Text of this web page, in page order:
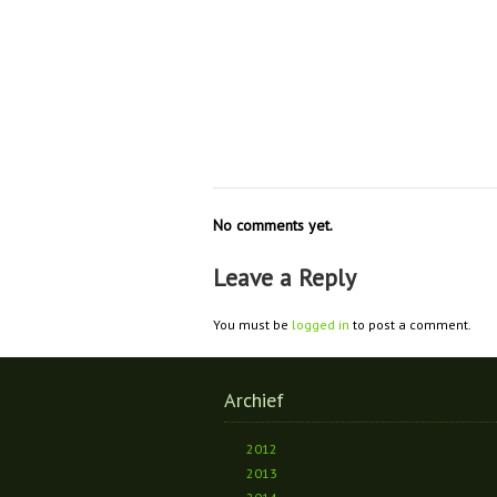
No comments yet.
Leave a Reply
You must be logged in to post a comment.
Archief
2012
2013